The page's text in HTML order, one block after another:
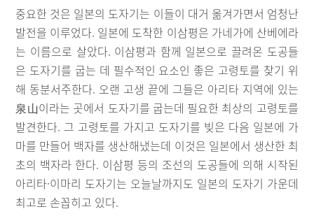
중요한 것은 일본의 도자기는 이들이 대거 옮겨가면서 엄청난
발전을 이루었다. 일본에 도착한 이삼평은 가네가에 산베에라
는 이름으로 살았다. 이삼평과 함께 일본으로 끌려온 도공들
은 도자기를 굽는 데 필수적인 요소인 좋은 고령토를 찾기 위
해 동분서주한다. 오랜 고생 끝에 그들은 아리타 지역에 있는
泉山이라는 곳에서 도자기를 굽는데 필요한 최상의 고령토를
발견한다. 그 고령토를 가지고 도자기를 빚은 다음 일본에 가
마를 만들어 백자를 생산해냈는데 이것은 일본에서 생산한 최
초의 백자라 한다. 이삼평 등의 조선의 도공들에 의해 시작된
아리타·이마리 도자기는 오늘날까지도 일본의 도자기 가운데
최고로 손꼽히고 있다.